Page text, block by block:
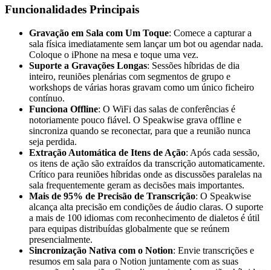
Funcionalidades Principais
Gravação em Sala com Um Toque: Comece a capturar a
sala física imediatamente sem lançar um bot ou agendar nada.
Coloque o iPhone na mesa e toque uma vez.
Suporte a Gravações Longas: Sessões híbridas de dia
inteiro, reuniões plenárias com segmentos de grupo e
workshops de várias horas gravam como um único ficheiro
contínuo.
Funciona Offline: O WiFi das salas de conferências é
notoriamente pouco fiável. O Speakwise grava offline e
sincroniza quando se reconectar, para que a reunião nunca
seja perdida.
Extração Automática de Itens de Ação: Após cada sessão,
os itens de ação são extraídos da transcrição automaticamente.
Crítico para reuniões híbridas onde as discussões paralelas na
sala frequentemente geram as decisões mais importantes.
Mais de 95% de Precisão de Transcrição: O Speakwise
alcança alta precisão em condições de áudio claras. O suporte
a mais de 100 idiomas com reconhecimento de dialetos é útil
para equipas distribuídas globalmente que se reúnem
presencialmente.
Sincronização Nativa com o Notion: Envie transcrições e
resumos em sala para o Notion juntamente com as suas